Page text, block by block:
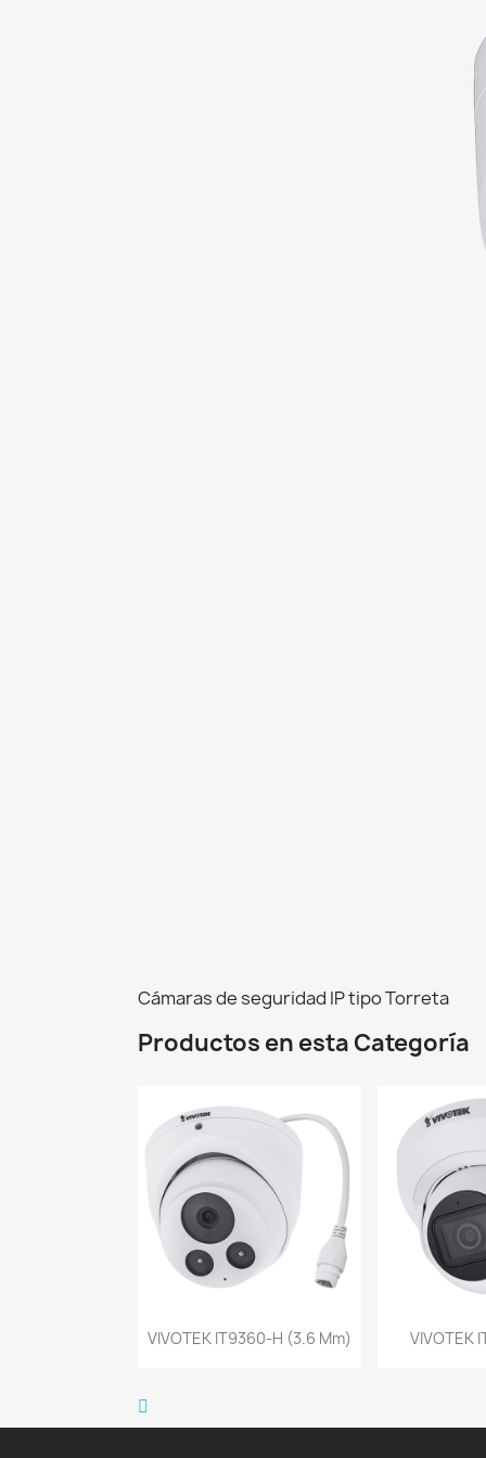
Cámaras de seguridad IP tipo Torreta
Productos en esta Categoría
 Vista rápida
VIVOTEK IT9360-H (3.6 Mm) 
VIVOTEK